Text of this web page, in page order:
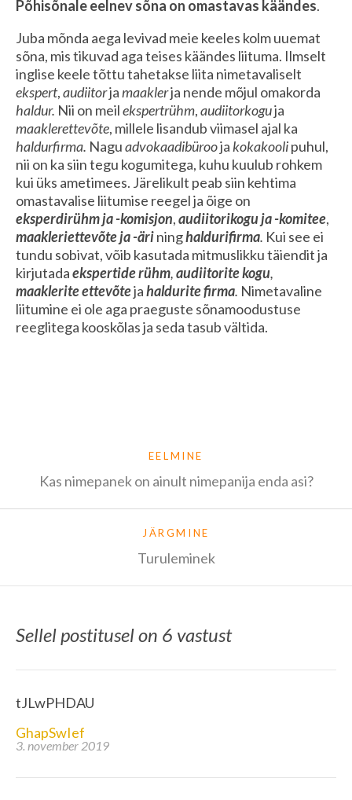
Põhisõnale eelnev sõna on omastavas käändes.
Juba mõnda aega levivad meie keeles kolm uuemat
sõna, mis tikuvad aga teises käändes liituma. Ilmselt
inglise keele tõttu tahetakse liita nimetavaliselt
ekspert,audiitorjamaaklerja nende mõjul omakorda
haldur. Nii on meilekspertrühm,audiitorkoguja
maaklerettevõte, millele lisandub viimasel ajal ka
haldurfirma. Naguadvokaadibürooja kokakoolipuhul,
nii on ka siin tegu kogumitega, kuhu kuulub rohkem
kui üks ametimees. Järelikult peab siin kehtima
omastavalise liitumise reegel ja õige on
eksperdirühm ja -komisjon,audiitorikogu ja -komitee,
maakleriettevõte ja -ärininghaldurifirma. Kui see ei
tundu sobivat, võib kasutada mitmuslikku täiendit ja
kirjutadaekspertide rühm,audiitorite kogu,
maaklerite ettevõtejahalduritefirma. Nimetavaline
liitumine ei ole aga praeguste sõnamoodustuse
reeglitega kooskõlas ja seda tasub vältida.
EELMINE
Kas nimepanek on ainult nimepanija enda asi?
JÄRGMINE
Turuleminek
Sellel postitusel on 6 vastust
tJLwPHDAU
GhapSwIef
3. november 2019